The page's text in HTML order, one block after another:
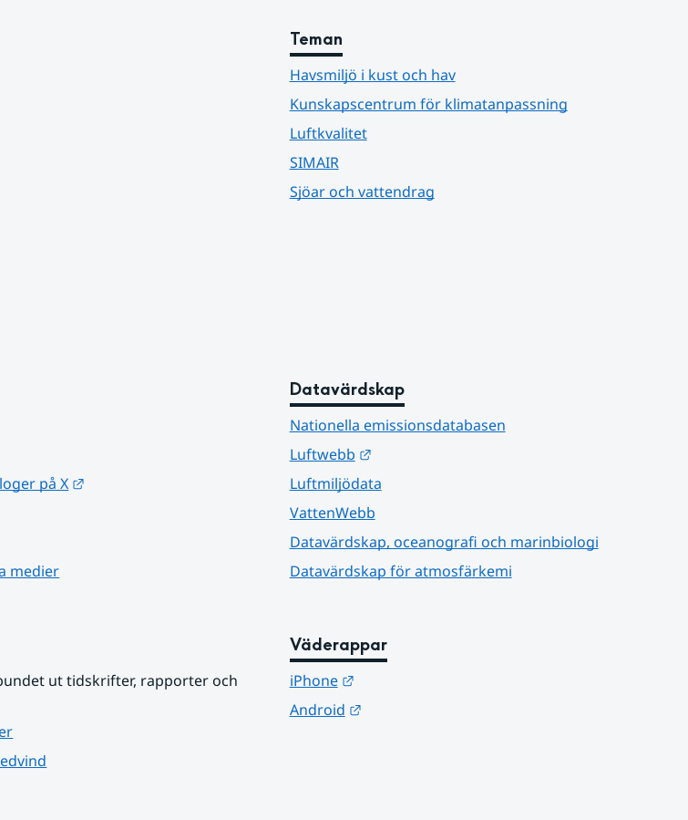
Teman
Havsmiljö i kust och hav
Kunskapscentrum för klimatanpassning
Luftkvalitet
SIMAIR
Sjöar och vattendrag
på X
medier
Datavärdskap
Nationella emissionsdatabasen
Luftwebb
Länk till annan webbplats.
Luftmiljödata
VattenWebb
Datavärdskap, oceanografi och marinbiologi
Datavärdskap för atmosfärkemi
ut tidskrifter, rapporter och
Väderappar
iPhone
Länk till annan webbplats.
Android
Länk till annan webbplats.